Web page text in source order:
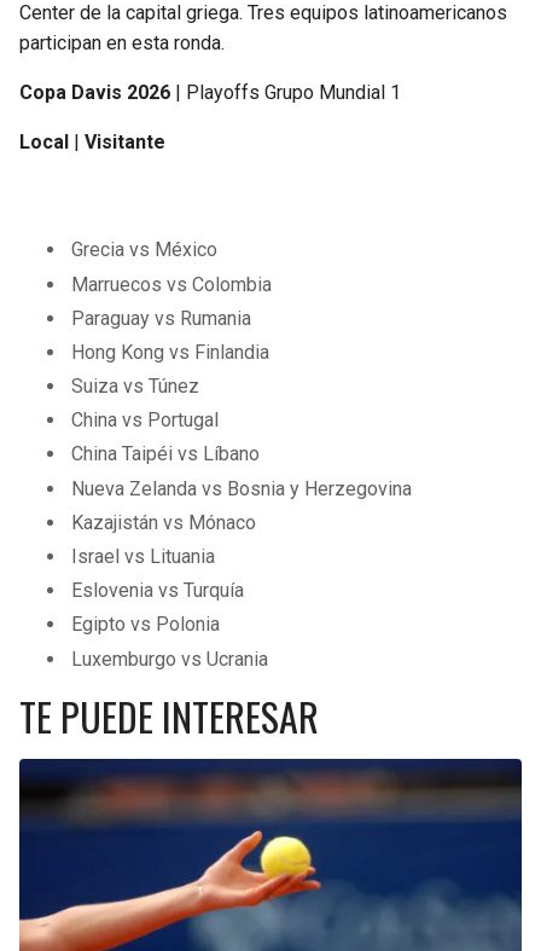
Center de la capital griega. Tres equipos latinoamericanos
participan en esta ronda.
Copa Davis 2026 | Playoffs Grupo Mundial 1
Local Visitante
Grecia vs México
Marruecos vs Colombia
Paraguay vs Rumania
Hong Kong vs Finlandia
Suiza vs Túnez
China vs Portugal
China Taipéi vs Líbano
Nueva Zelanda vs Bosnia y Herzegovina
Kazajistán vs Mónaco
Israel vs Lituania
Eslovenia vs Turquía
Egipto vs Polonia
Luxemburgo vs Ucrania
TE PUEDE INTERESAR